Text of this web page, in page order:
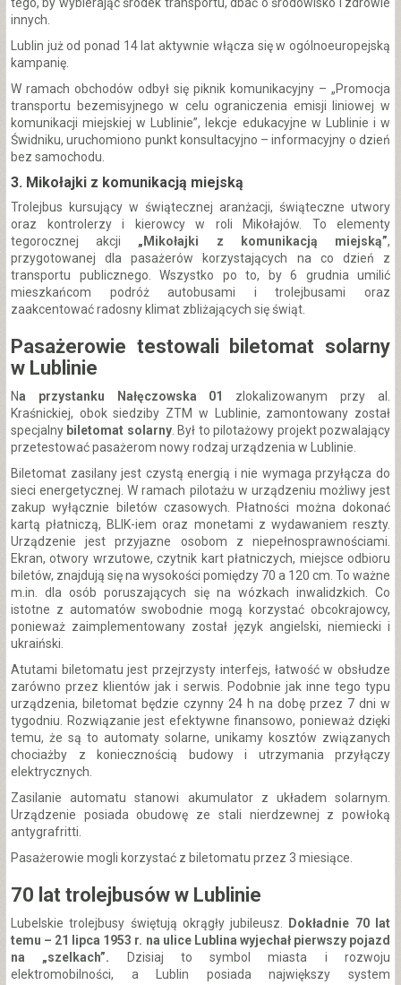
tego, by wybierając środek transportu, dbać o środowisko i zdrowie
innych.
Lublin już od ponad 14 lat aktywnie włącza się w ogólnoeuropejską
kampanię.
W ramach obchodów odbył się piknik komunikacyjny – „Promocja
transportu bezemisyjnego w celu ograniczenia emisji liniowej w
komunikacji miejskiej w Lublinie”, lekcje edukacyjne w Lublinie i w
Świdniku, uruchomiono punkt konsultacyjno – informacyjny o dzień
bez samochodu.
3. Mikołajki z komunikacją miejską
Trolejbus kursujący w świątecznej aranżacji, świąteczne utwory
oraz kontrolerzy i kierowcy w roli Mikołajów. To elementy
tegorocznej akcji „Mikołajki z komunikacją miejską”,
przygotowanej dla pasażerów korzystających na co dzień z
transportu publicznego. Wszystko po to, by 6 grudnia umilić
mieszkańcom podróż autobusami i trolejbusami oraz
zaakcentować radosny klimat zbliżających się świąt.
Pasażerowie testowali biletomat solarny
w Lublinie
Na przystanku Nałęczowska 01
zlokalizowanym przy al.
Kraśnickiej, obok siedziby ZTM w Lublinie, zamontowany został
specjalny biletomat solarny. Był to pilotażowy projekt pozwalający
przetestować pasażerom nowy rodzaj urządzenia w Lublinie.
Biletomat zasilany jest czystą energią i nie wymaga przyłącza do
sieci energetycznej. W ramach pilotażu w urządzeniu możliwy jest
zakup wyłącznie biletów czasowych. Płatności można dokonać
kartą płatniczą, BLIK-iem oraz monetami z wydawaniem reszty.
Urządzenie jest przyjazne osobom z niepełnosprawnościami.
Ekran, otwory wrzutowe, czytnik kart płatniczych, miejsce odbioru
biletów, znajdują się na wysokości pomiędzy 70 a 120 cm. To ważne
m.in. dla osób poruszających się na wózkach inwalidzkich. Co
istotne z automatów swobodnie mogą korzystać obcokrajowcy,
ponieważ zaimplementowany został język angielski, niemiecki i
ukraiński.
Atutami biletomatu jest przejrzysty interfejs, łatwość w obsłudze
zarówno przez klientów jak i serwis. Podobnie jak inne tego typu
urządzenia, biletomat będzie czynny 24 h na dobę przez 7 dni w
tygodniu. Rozwiązanie jest efektywne finansowo, ponieważ dzięki
temu, że są to automaty solarne, unikamy kosztów związanych
chociażby z koniecznością budowy i utrzymania przyłączy
elektrycznych.
Zasilanie automatu stanowi akumulator z układem solarnym.
Urządzenie posiada obudowę ze stali nierdzewnej z powłoką
antygrafritti.
Pasażerowie mogli korzystać z biletomatu przez 3 miesiące.
70 lat trolejbusów w Lublinie
Lubelskie trolejbusy świętują okrągły jubileusz.
Dokładnie 70 lat
temu – 21 lipca 1953 r. na ulice Lublina wyjechał pierwszy pojazd
na „szelkach”. Dzisiaj to symbol miasta i rozwoju
elektromobilności, a Lublin posiada największy system